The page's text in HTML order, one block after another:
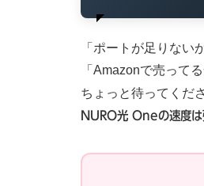
「ポートが足りない
「Amazonで売って
ちょっと待ってくだ
NURO光 Oneの速度は